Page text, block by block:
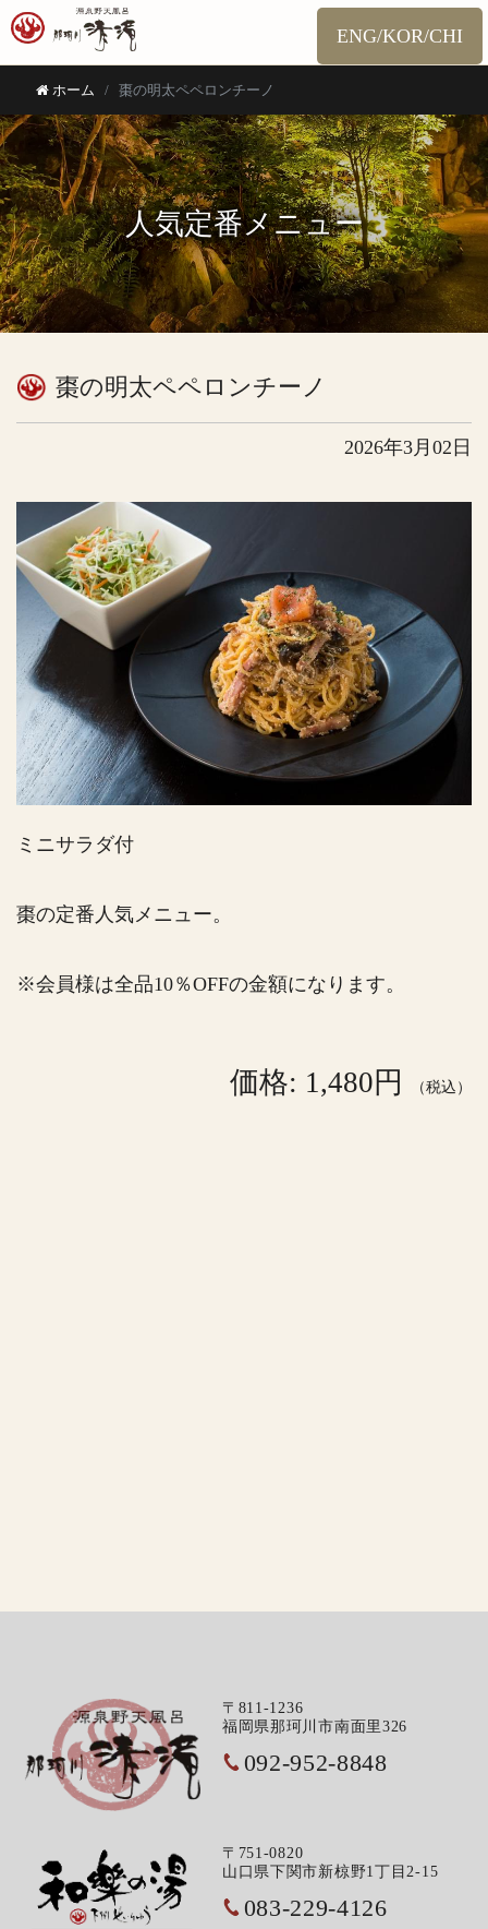
ENG/KOR/CHI
ホーム 棗の明太ペペロンチーノ
人気定番メニュー
棗の明太ペペロンチーノ
2026年3月02日
ミニサラダ付
棗の定番人気メニュー。
※会員様は全品10％OFFの金額になります。
価格: 1,480円 （税込）
〒811-1236
福岡県那珂川市南面里326
092-952-8848
〒751-0820
山口県下関市新椋野1丁目2-15
083-229-4126